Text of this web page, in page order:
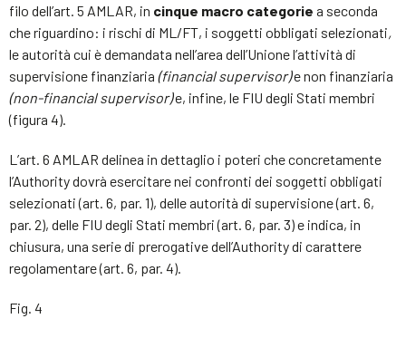
filo dell’art. 5 AMLAR, in cinque macro categorie a seconda
che riguardino: i rischi di ML/FT, i soggetti obbligati selezionati,
le autorità cui è demandata nell’area dell’Unione l’attività di
supervisione finanziaria (financial supervisor)e non finanziaria
(non-financial supervisor)e, infine, le FIU degli Stati membri
(figura 4).
L’art. 6 AMLAR delinea in dettaglio i poteri che concretamente
l’Authority dovrà esercitare nei confronti dei soggetti obbligati
selezionati (art. 6, par. 1), delle autorità di supervisione (art. 6,
par. 2), delle FIU degli Stati membri (art. 6, par. 3) e indica, in
chiusura, una serie di prerogative dell’Authority di carattere
regolamentare (art. 6, par. 4).
Fig. 4